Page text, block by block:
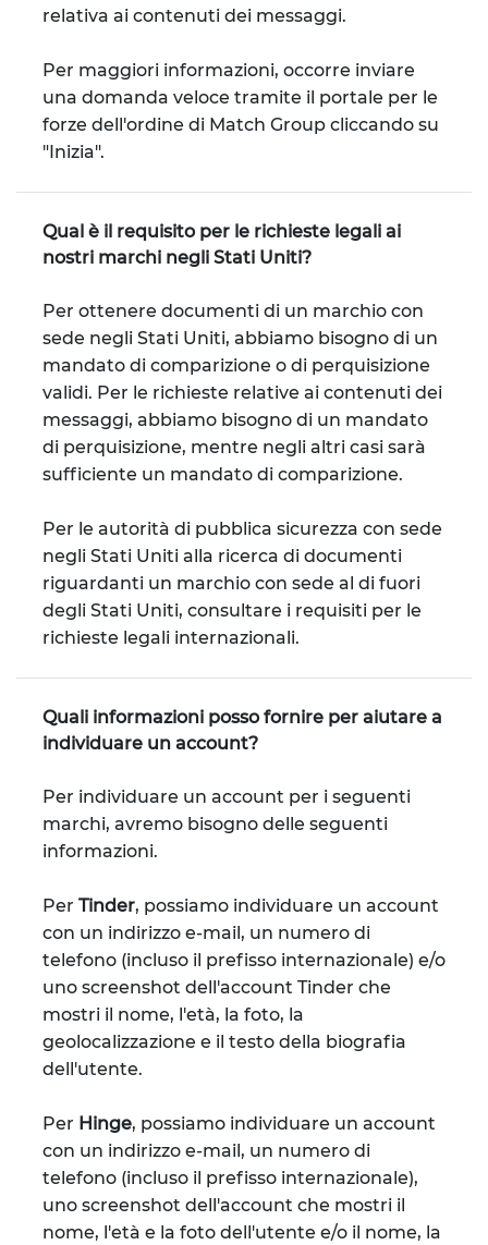
relativa ai contenuti dei messaggi.
Per maggiori informazioni, occorre inviare
una domanda veloce tramite il portale per le
forze dell'ordine di Match Group cliccando su
"Inizia".
Qual è il requisito per le richieste legali ai
nostri marchi negli Stati Uniti?
Per ottenere documenti di un marchio con
sede negli Stati Uniti, abbiamo bisogno di un
mandato di comparizione o di perquisizione
validi. Per le richieste relative ai contenuti dei
messaggi, abbiamo bisogno di un mandato
di perquisizione, mentre negli altri casi sarà
sufficiente un mandato di comparizione.
Per le autorità di pubblica sicurezza con sede
negli Stati Uniti alla ricerca di documenti
riguardanti un marchio con sede al di fuori
degli Stati Uniti, consultare i requisiti per le
richieste legali internazionali.
Quali informazioni posso fornire per aiutare a
individuare un account?
Per individuare un account per i seguenti
marchi, avremo bisogno delle seguenti
informazioni.
Per Tinder, possiamo individuare un account
con un indirizzo e-mail, un numero di
telefono (incluso il prefisso internazionale) e/o
uno screenshot dell'account Tinder che
mostri il nome, l'età, la foto, la
geolocalizzazione e il testo della biografia
dell'utente.
Per Hinge, possiamo individuare un account
con un indirizzo e-mail, un numero di
telefono (incluso il prefisso internazionale),
uno screenshot dell'account che mostri il
nome, l'età e la foto dell'utente e/o il nome, la